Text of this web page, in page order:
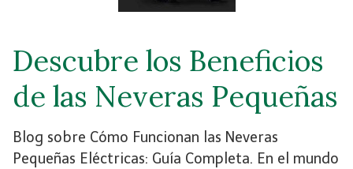
Descubre los Beneficios
de las Neveras Pequeñas
Blog sobre Cómo Funcionan las Neveras
Pequeñas Eléctricas: Guía Completa. En el mundo